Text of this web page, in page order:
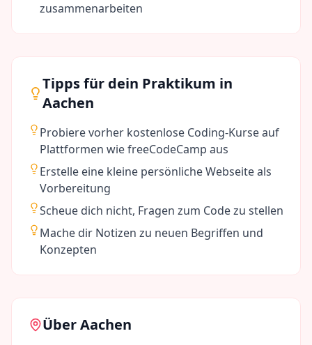
zusammenarbeiten
Tipps für dein Praktikum in
Aachen
Probiere vorher kostenlose Coding-Kurse auf
Plattformen wie freeCodeCamp aus
Erstelle eine kleine persönliche Webseite als
Vorbereitung
Scheue dich nicht, Fragen zum Code zu stellen
Mache dir Notizen zu neuen Begriffen und
Konzepten
ÜberAachen